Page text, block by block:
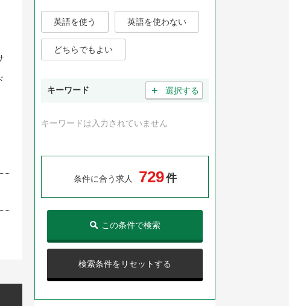
英語を使う 英語を使わない
どちらでもよい
キーワード ＋ 選択する
キーワードは入力されていません
条件に合う求人 729件
検索条件をリセットする
この条件で検索